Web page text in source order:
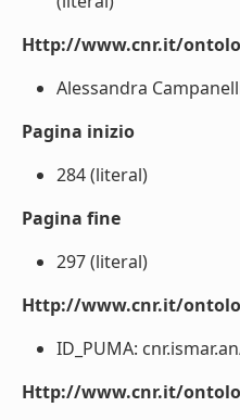
Http://www.cnr.it/
Alessandra
Pagina inizio
284 (literal)
Pagina fine
297 (literal)
Http://www.cnr.it/
ID_PUMA:
Http://www.cnr.it/